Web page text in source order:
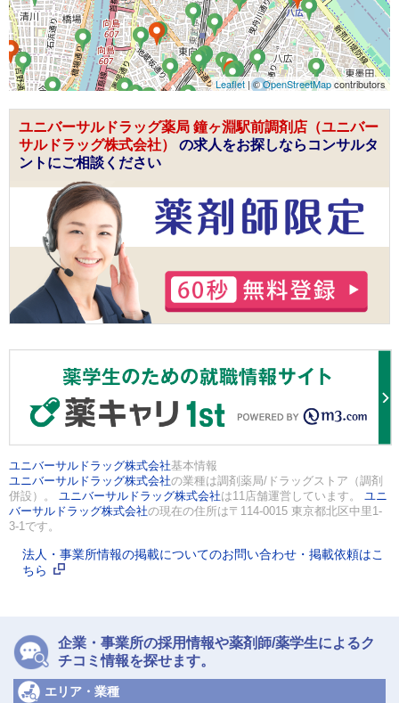
Leaflet | ©OpenStreetMapcontributors
ユニバーサルドラッグ薬局 鐘ヶ淵駅前調剤店（ユニバー
サルドラッグ株式会社） の求人をお探しならコンサルタ
ントにご相談ください
ユニバーサルドラッグ株式会社基本情報
ユニバーサルドラッグ株式会社の業種は調剤薬局/ドラッグストア（調剤
併設）。 ユニバーサルドラッグ株式会社は11店舗運営しています。 ユニ
バーサルドラッグ株式会社の現在の住所は〒114-0015 東京都北区中里1-
3-1です。
法人・事業所情報の掲載についてのお問い合わせ・掲載依頼はこ
ちら
企業・事業所の採用情報や薬剤師/薬学生によるク
チコミ情報を探せます。
エリア・業種